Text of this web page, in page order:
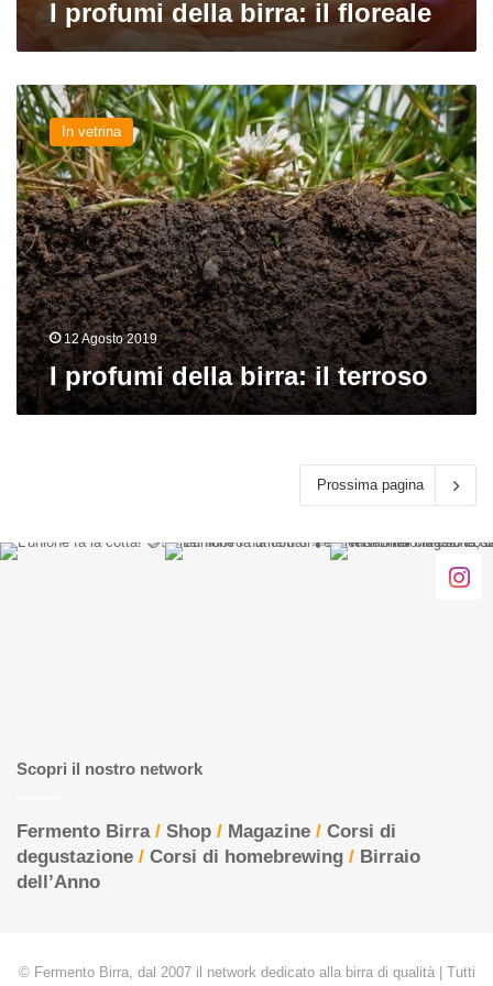
I profumi della birra: il floreale
I
profumi
della
birra:
il
terroso
In vetrina
12 Agosto 2019
I profumi della birra: il terroso
Prossima pagina
Scopri il nostro network
Fermento Birra/ Shop / Magazine / Corsi di
degustazione / Corsi di homebrewing / Birraio
dell’Anno
© Fermento Birra, dal 2007 il network dedicato alla birra di qualità | Tutti